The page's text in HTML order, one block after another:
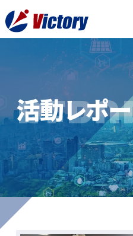
事業紹介
総合解体 / 解体事業
産業廃棄物収集/ 運搬
企業概要
私たちについて
活動レポ